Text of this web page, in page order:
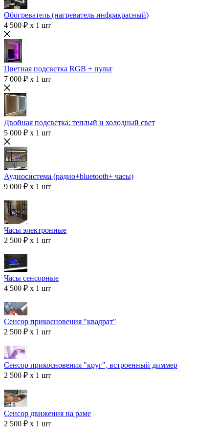
Обогреватель (нагреватель инфракрасный)
4 500 ₽ x 1 шт
Цветная подсветка RGB + пульт
7 000 ₽ x 1 шт
Двойная подсветка: теплый и холодный свет
5 000 ₽ x 1 шт
Аудиосистема (радио+bluetooth+ часы)
9 000 ₽ x 1 шт
Часы электронные
2 500 ₽ x 1 шт
Часы сенсорные
4 500 ₽ x 1 шт
Сенсор прикосновения "квадрат"
2 500 ₽ x 1 шт
Сенсор прикосновения "круг", встроенный диммер
2 500 ₽ x 1 шт
Сенсор движения на раме
2 500 ₽ x 1 шт